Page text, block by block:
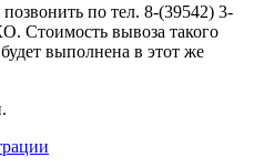
по тел. 8-(39542) 3-
Стоимость вывоза такого
выполнена в этот же